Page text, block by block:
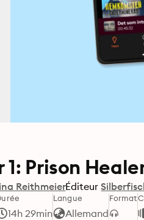
1: Prison
ReithmeierÉditeur
14h 29min
Langue
Allemand
Format